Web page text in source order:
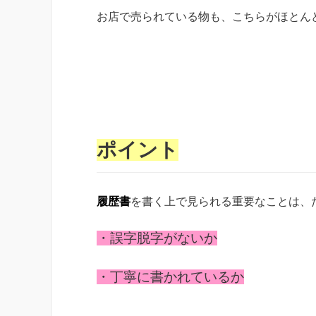
お店で売られている物も、こちらがほとん
ポイント
履歴書を書く上で見られる重要なことは、
・誤字脱字がないか
・丁寧に書かれているか